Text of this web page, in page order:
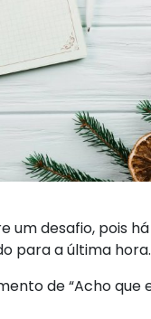
desafio, pois
para a última hora.
de “Acho que